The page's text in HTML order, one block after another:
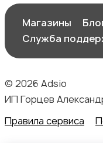
Магазины
Служба
© 2026 Adsio
ИП Горцев
Правила сервиса